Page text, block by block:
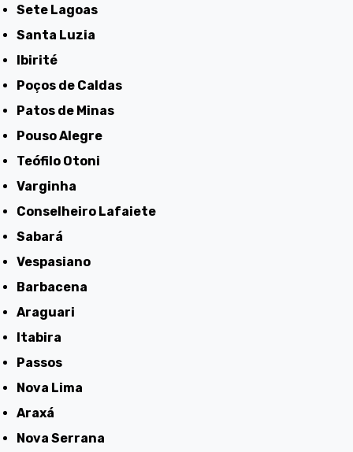
Sete Lagoas
Santa Luzia
Ibirité
Poços de Caldas
Patos de Minas
Pouso Alegre
Teófilo Otoni
Varginha
Conselheiro Lafaiete
Sabará
Vespasiano
Barbacena
Araguari
Itabira
Passos
Nova Lima
Araxá
Nova Serrana